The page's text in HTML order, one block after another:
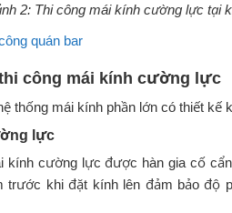
2: Thi công mái kính cường lực tại
quán bar
công mái kính cường lực
thống mái kính phần lớn có thiết kế
lực
kính cường lực được hàn gia cố
trước khi đặt kính lên đảm bảo độ